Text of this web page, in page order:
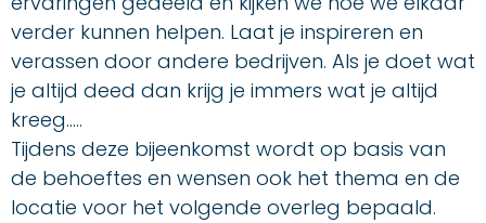
verder kunnen helpen. Laat je inspireren en
verassen door andere bedrijven. Als je doet wat
je altijd deed dan krijg je immers wat je altijd
kreeg…..
Tijdens deze bijeenkomst wordt op basis van
de behoeftes en wensen ook het thema en de
locatie voor het volgende overleg bepaald.